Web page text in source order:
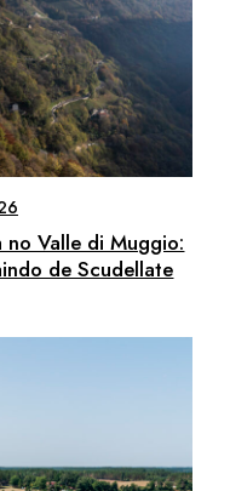
no Valle di Muggio:
de Scudellate